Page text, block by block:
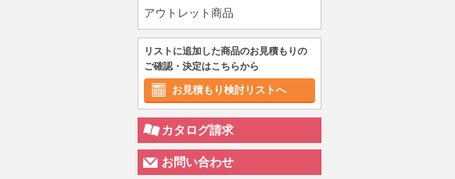
アウトレット商品
リストに追加した商品のお見積もりの
ご確認・決定はこちらから
お見積もり検討リストへ
カタログ請求
お問い合わせ